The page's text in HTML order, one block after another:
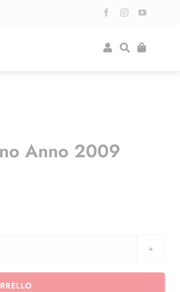
Anno 2009